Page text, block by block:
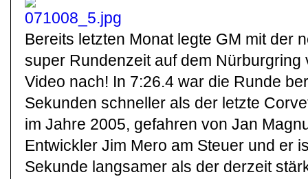
Bereits letzten Monat legte GM mit der
super Rundenzeit auf dem Nürburgring
Video nach! In 7:26.4 war die Runde
Sekunden schneller als der letzte
im Jahre 2005, gefahren von Jan
Entwickler Jim Mero am Steuer und er
Sekunde langsamer als der derzeit